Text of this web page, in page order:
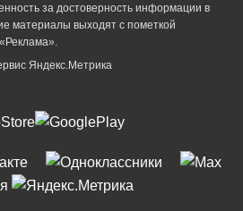
за достоверность информации в
материалы выходят с пометкой
Яндекс.Метрика